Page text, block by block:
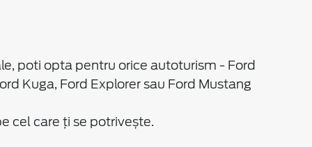
poti opta pentru orice autoturism - Ford
Kuga, Ford Explorer sau Ford Mustang
cel care ți se potrivește.